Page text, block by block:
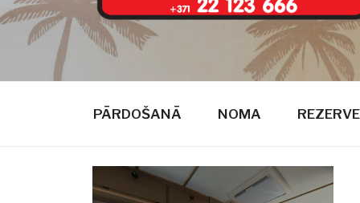
CARAVANS
dzīvojamie treileri
PĀRDOŠANĀ NOMA